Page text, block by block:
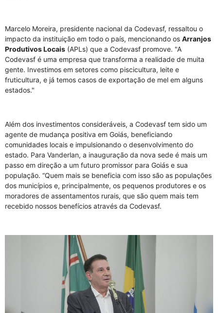
Marcelo Moreira, presidente nacional da Codevasf, ressaltou o
impacto da instituição em todo o país, mencionando os Arranjos
Produtivos Locais (APLs) que a Codevasf promove. "A
Codevasf é uma empresa que transforma a realidade de muita
gente. Investimos em setores como piscicultura, leite e
fruticultura, e já temos casos de exportação de mel em alguns
estados."
Além dos investimentos consideráveis, a Codevasf tem sido um
agente de mudança positiva em Goiás, beneficiando
comunidades locais e impulsionando o desenvolvimento do
estado. Para Vanderlan, a inauguração da nova sede é mais um
passo em direção a um futuro promissor para Goiás e sua
população. “Quem mais se beneficia com isso são as populações
dos municípios e, principalmente, os pequenos produtores e os
moradores de assentamentos rurais, que são quem mais tem
recebido nossos benefícios através da Codevasf.